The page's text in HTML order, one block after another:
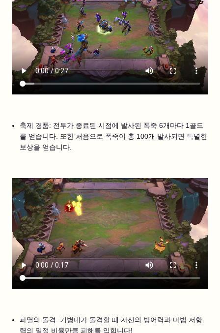
축제 경품: 전투가 종료된 시점에 발사된 폭죽 6개마다 1골드
를 얻습니다. 또한 처음으로 폭죽이 총 100개 발사되면 특별한
보상을 얻습니다.
파멸의 돌격: 기병대가 돌격할 때 자신의 방어력과 마법 저항
력의 일정 비율만큼 피해를 입힙니다!